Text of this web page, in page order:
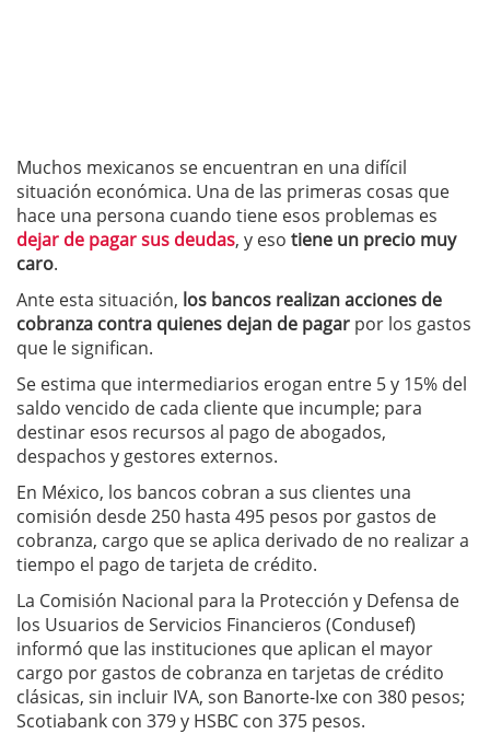
Muchos mexicanos se encuentran en una difícil
situación económica. Una de las primeras cosas que
hace una persona cuando tiene esos problemas es
dejar de pagar sus deudas, y eso tiene un precio muy
caro.
Ante esta situación, los bancos realizan acciones de
cobranza contra quienes dejan de pagar por los gastos
que le significan.
Se estima que intermediarios erogan entre 5 y 15% del
saldo vencido de cada cliente que incumple; para
destinar esos recursos al pago de abogados,
despachos y gestores externos.
En México, los bancos cobran a sus clientes una
comisión desde 250 hasta 495 pesos por gastos de
cobranza, cargo que se aplica derivado de no realizar a
tiempo el pago de tarjeta de crédito.
La Comisión Nacional para la Protección y Defensa de
los Usuarios de Servicios Financieros (Condusef)
informó que las instituciones que aplican el mayor
cargo por gastos de cobranza en tarjetas de crédito
clásicas, sin incluir IVA, son Banorte-Ixe con 380 pesos;
Scotiabank con 379 y HSBC con 375 pesos.